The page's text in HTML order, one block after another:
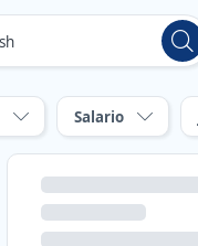
Salario